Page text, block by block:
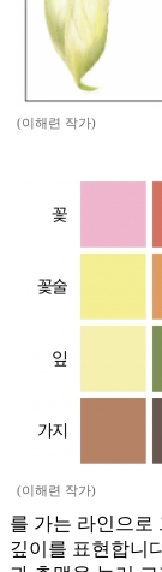
(이해련 작가)
(이해련 작가)
를 가는 라인으로
깊이를 표현합니